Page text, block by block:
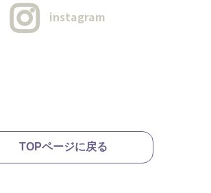
instagram
TOPページに戻る